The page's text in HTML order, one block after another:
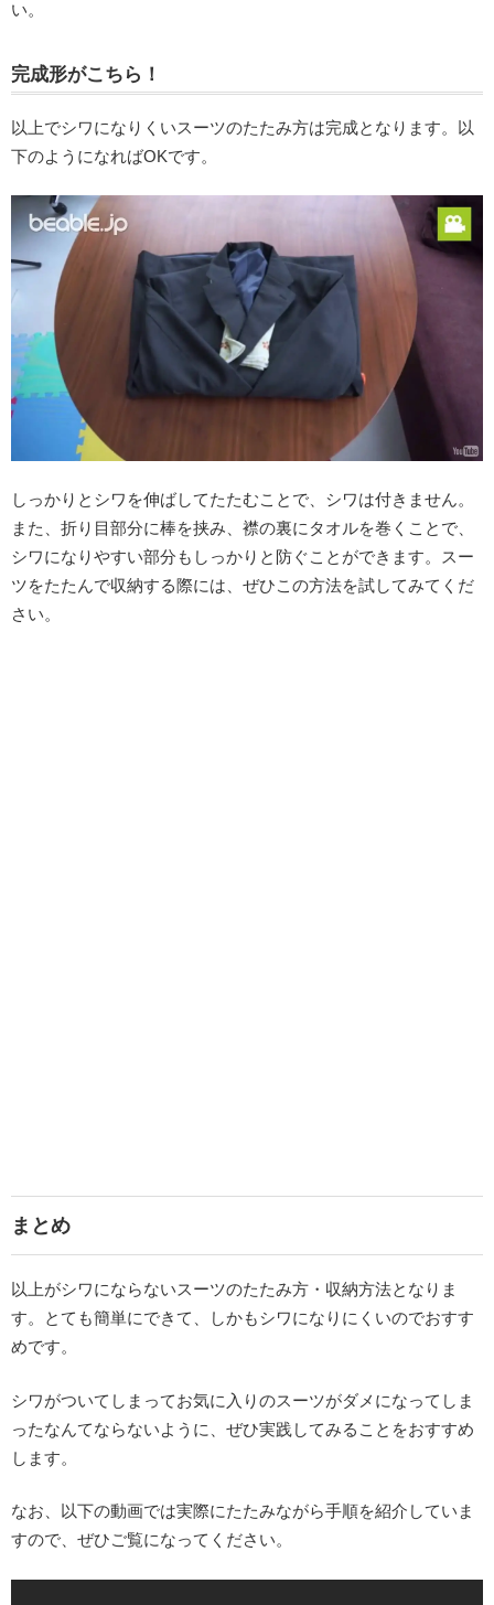
い。
完成形がこちら！
以上でシワになりくいスーツのたたみ方は完成となります。以
下のようになればOKです。
しっかりとシワを伸ばしてたたむことで、シワは付きません。
また、折り目部分に棒を挟み、襟の裏にタオルを巻くことで、
シワになりやすい部分もしっかりと防ぐことができます。スー
ツをたたんで収納する際には、ぜひこの方法を試してみてくだ
さい。
まとめ
以上がシワにならないスーツのたたみ方・収納方法となりま
す。とても簡単にできて、しかもシワになりにくいのでおすす
めです。
シワがついてしまってお気に入りのスーツがダメになってしま
ったなんてならないように、ぜひ実践してみることをおすすめ
します。
なお、以下の動画では実際にたたみながら手順を紹介していま
すので、ぜひご覧になってください。